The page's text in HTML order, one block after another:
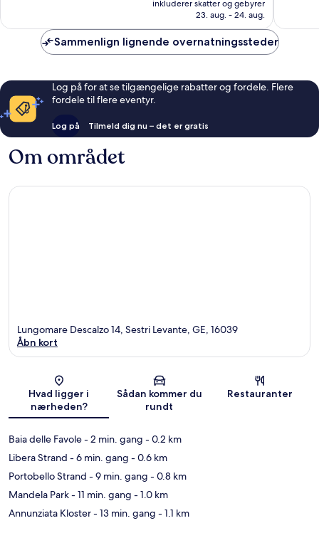
2.061 kr.
inkluderer skatter og gebyrer
23. aug. - 24. aug.
Sammenlign lignende overnatningssteder
Log på for at se tilgængelige rabatter og fordele. Flere
fordele til flere eventyr.
Log på Tilmeld dig nu – det er gratis
Om området
Kort
Lungomare Descalzo 14, Sestri Levante, GE, 16039
Åbn kort
Hvad ligger i
nærheden?
Sådan kommer du
rundt
Restauranter
Baia delle Favole- 2 min. gang - 0.2 km
Libera Strand - 6 min. gang - 0.6 km
Portobello Strand - 9 min. gang - 0.8 km
Mandela Park- 11 min. gang - 1.0 km
Annunziata Kloster- 13 min. gang - 1.1 km